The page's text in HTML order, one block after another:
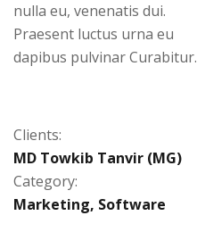
nulla eu, venenatis dui.
Praesent luctus urna eu
dapibus pulvinar Curabitur.
Clients:
MD Towkib Tanvir (MG)
Category:
Marketing, Software